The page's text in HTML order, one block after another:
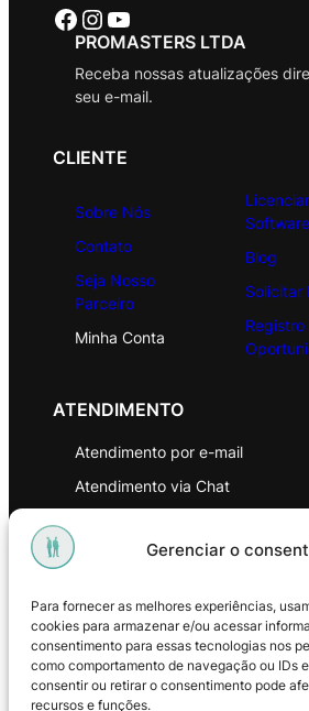
Gerenciar o
Para fornecer as melhores experiências,
cookies para armazenar e/ou acessar
consentimento para essas tecnologias nos
como comportamento de navegação ou IDs
consentir ou retirar o consentimento pode
recursos e funções.
Facebook Instagram Youtube
PROMASTERS LTDA
Receba nossas atualizações
seu e-mail.
CLIENTE
Sobre Nós
Contato
Seja Nosso
Parceiro
Minha Conta
Software
Blog
Solicitar
Registro
ATENDIMENTO
Atendimento por e-mail
Atendimento via Chat
Política de Privacidade
Política de Troca e Devoluções
Política de Reembolso